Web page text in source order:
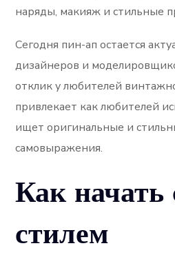
наряды, макияж и стильные
Сегодня пин-ап остается
дизайнеров и
отклик у любителей
привлекает как любителей
ищет оригинальные и
самовыражения.
Как начать
стилем